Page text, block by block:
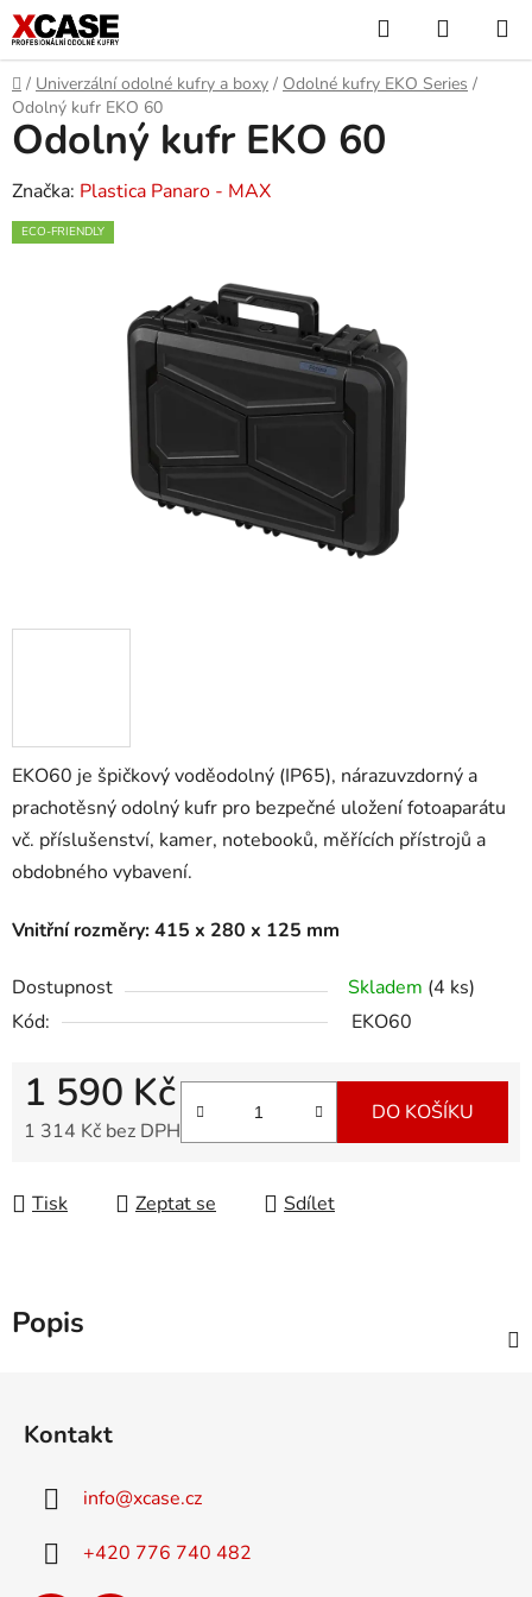
Přejít
na
obsah
Hledat
KOŠÍK
Domů
/ Univerzální odolné kufry a boxy / Odolné kufry EKO Series /
Odolný kufr EKO 60
EKO60 je špičkový voděodolný (IP65), nárazuvzdorný a
prachotěsný odolný kufr pro bezpečné uložení fotoaparátu
vč. příslušenství, kamer, notebooků, měřících přístrojů a
obdobného vybavení.
Vnitřní rozměry: 415 x 280 x 125 mm
Dostupnost Skladem (4 ks)
Kód:
EKO60
1 590 Kč
1 314 Kč bez DPH
DO KOŠÍKU
Tisk Zeptat se Sdílet
Odolný kufr EKO 60
Značka: Plastica Panaro - MAX
ECO-FRIENDLY
Popis
Kontakt
info@xcase.cz
+420 776 740 482